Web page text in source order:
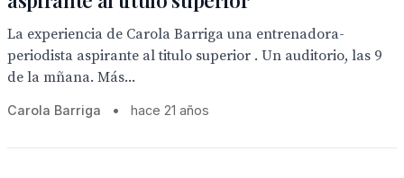
La experiencia de Carola Barriga una entrenadora-
periodista aspirante al titulo superior . Un auditorio, las 9
de la mñana. Más...
Carola Barriga • hace 21 años